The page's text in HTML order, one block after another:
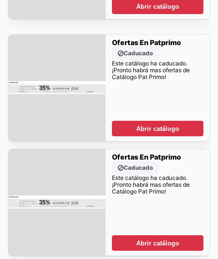
Abrir catálogo
Ofertas En Patprimo
Caducado
Este catálogo ha caducado.
¡Pronto habrá mas ofertas de
Catálogo Pat Primo!
Abrir catálogo
Ofertas En Patprimo
Caducado
Este catálogo ha caducado.
¡Pronto habrá mas ofertas de
Catálogo Pat Primo!
Abrir catálogo